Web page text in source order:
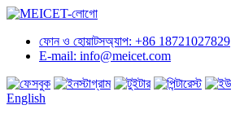
ফোন ও হোয়াটসঅ্যাপ: +86 18721027829
E-mail: info@meicet.com
English